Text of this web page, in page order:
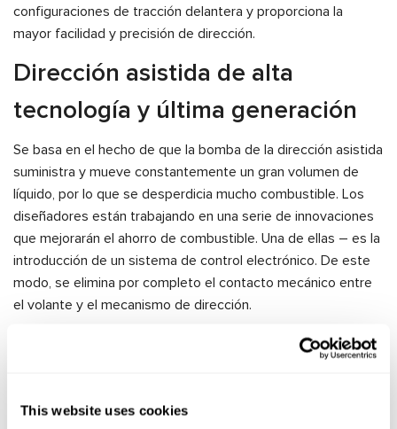
This website uses cookies
configuraciones de tracción delantera y proporciona la
mayor facilidad y precisión de dirección.
Dirección asistida de alta
tecnología y última generación
Se basa en el hecho de que la bomba de la dirección asistida
suministra y mueve constantemente un gran volumen de
líquido, por lo que se desperdicia mucho combustible. Los
diseñadores están trabajando en una serie de innovaciones
que mejorarán el ahorro de combustible. Una de ellas – es la
introducción de un sistema de control electrónico. De este
modo, se elimina por completo el contacto mecánico entre
el volante y el mecanismo de dirección.
En esencia, la unidad de dirección funciona de la misma
manera que un volante para juegos de ordenador. Sin
con sensores que señalan la dirección de las ruedas y